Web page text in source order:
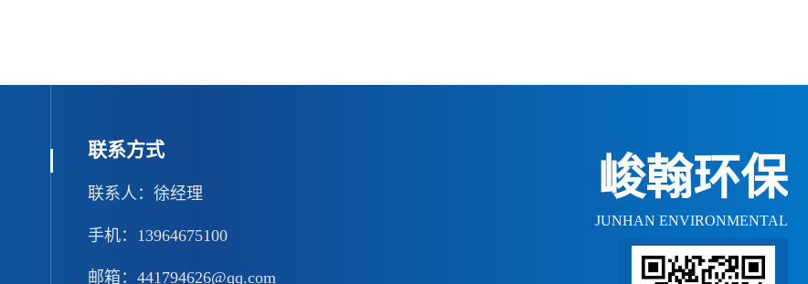
联系方式
联系人：徐经理
手机：13964675100
邮箱：441794626@qq.com
峻翰环保
JUNHAN ENVIRONMENTAL